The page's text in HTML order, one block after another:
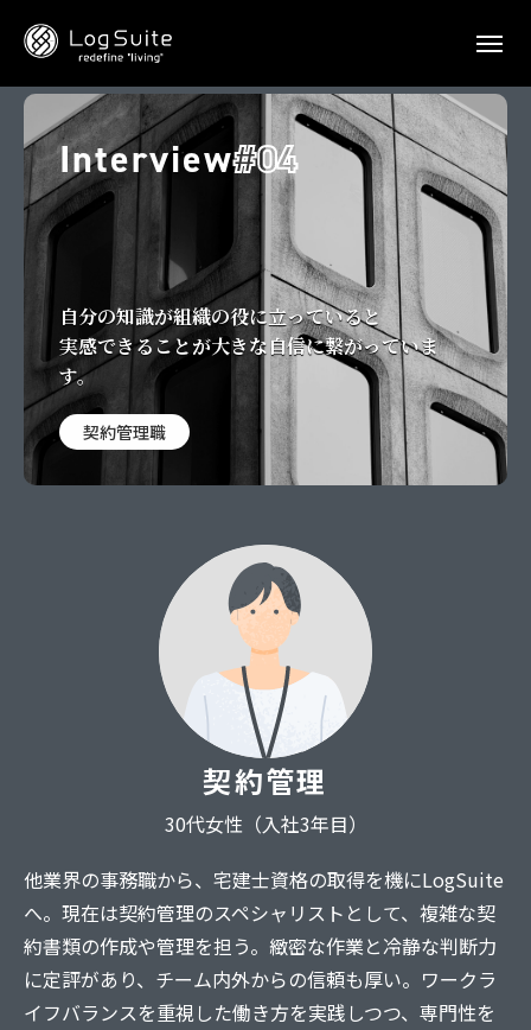
RECRUITEトップ
Interview#04
自分の知識が組織の役に立っていると
実感できることが大きな自信に繋がっていま
す。
契約管理職
契約管理
30代女性（入社3年目）
他業界の事務職から、宅建士資格の取得を機にLogSuite
へ。現在は契約管理のスペシャリストとして、複雑な契
約書類の作成や管理を担う。緻密な作業と冷静な判断力
に定評があり、チーム内外からの信頼も厚い。ワークラ
イフバランスを重視した働き方を実践しつつ、専門性を